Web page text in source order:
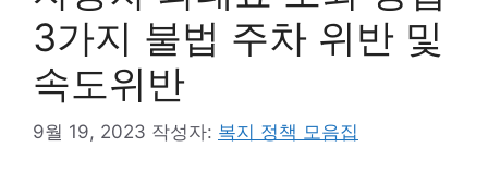
3가지 불법 주차 위반 및
속도위반
9월 19, 2023 작성자: 복지 정책 모음집